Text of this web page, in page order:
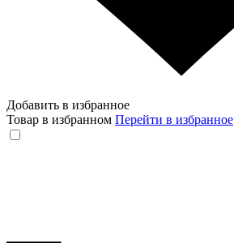
Добавить в избранное
Товар в избранном Перейти в избранное